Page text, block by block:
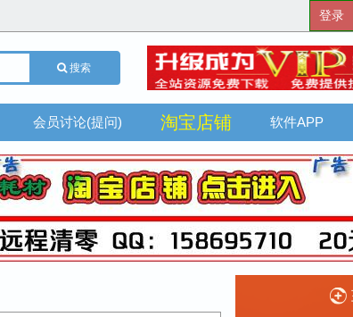
登录
搜索
会员讨论(提问) 淘宝店铺 软件APP